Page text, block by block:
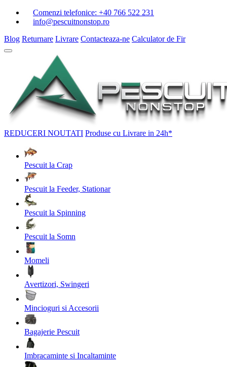
Comenzi telefonice: +40 766 522 231
info@pescuitnonstop.ro
Blog Returnare Livrare Contacteaza-ne Calculator de Fir
REDUCERI NOUTATI Produse cu Livrare in 24h*
Pescuit la Crap
Pescuit la Feeder, Stationar
Pescuit la Spinning
Pescuit la Somn
Momeli
Avertizori, Swingeri
Mincioguri si Accesorii
Bagajerie Pescuit
Imbracaminte si Incaltaminte